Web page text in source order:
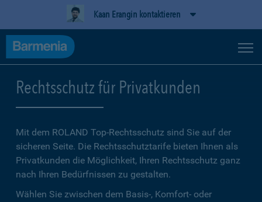
Kaan Erangin kontaktieren
Rechtsschutz für Privatkunden
Mit dem ROLAND Top-Rechtsschutz sind Sie auf der
sicheren Seite. Die Rechtsschutztarife bieten Ihnen als
Privatkunden die Möglichkeit, Ihren Rechtsschutz ganz
nach Ihren Bedürfnissen zu gestalten.
Wählen Sie zwischen dem Basis-, Komfort- oder